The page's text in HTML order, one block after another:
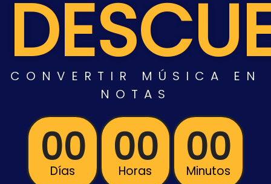
CONVERTIR MÚSICA EN
NOTAS
00
Días 00
Horas 00
Minutos